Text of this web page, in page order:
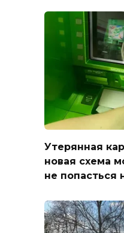
Утерянная
новая схема
не попасться